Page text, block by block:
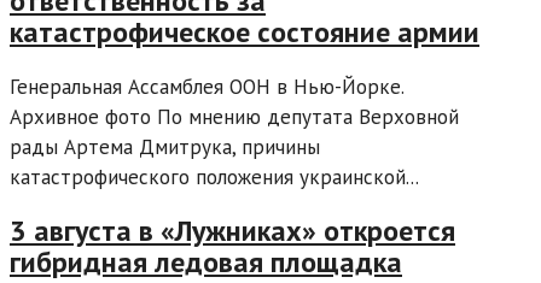
катастрофическое состояние армии
Генеральная Ассамблея ООН в Нью-Йорке.
Архивное фото По мнению депутата Верховной
рады Артема Дмитрука, причины
катастрофического положения украинской...
3 августа в «Лужниках» откроется
гибридная ледовая площадка